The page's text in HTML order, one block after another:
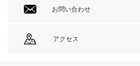
お問い合わせ
アクセス